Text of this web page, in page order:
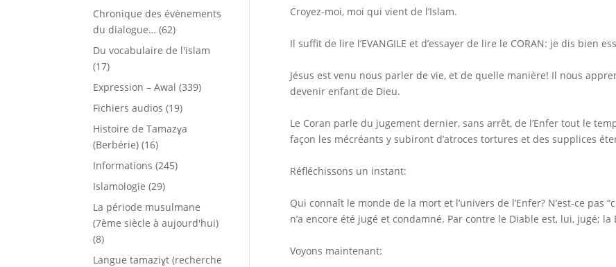
Croyez-moi, moi qui vient de l’Islam.
Il suffit de lire l’EVANGILE et d’essayer de lire le CORAN: je dis bien
Jésus est venu nous parler de vie, et de quelle manière! Il nous
devenir enfant de Dieu.
Le Coran parle du jugement dernier, sans arrêt, de l’Enfer tout le
façon les mécréants y subiront d’atroces tortures et des supplices
Réfléchissons un instant:
Qui connaît le monde de la mort et l’univers de l’Enfer? N’est-ce pas
n’a encore été jugé et condamné. Par contre le Diable est, lui, jugé;
Voyons maintenant:
Chronique des évènements
du dialogue… (62)
Du vocabulaire de l'islam
(17)
Expression – Awal (339)
Fichiers audios (19)
Histoire de Tamazɣa
(Berbérie) (16)
Informations (245)
Islamologie (29)
La période musulmane
(7ème siècle à aujourd'hui)
(8)
Langue tamaziɣt (recherche